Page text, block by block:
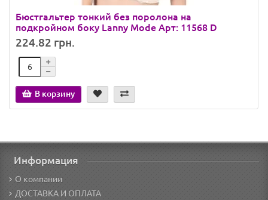
Бюстгальтер тонкий без поролона на
подкройном боку Lanny Mode Арт: 11568 D
224.82 грн.
В корзину
Информация
О компании
ДОСТАВКА И ОПЛАТА